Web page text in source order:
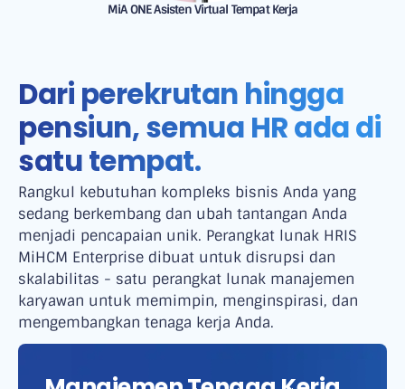
MiA ONE Asisten Virtual Tempat Kerja
Dari perekrutan hingga
pensiun, semua HR ada di
satu tempat.
Rangkul kebutuhan kompleks bisnis Anda yang
sedang berkembang dan ubah tantangan Anda
menjadi pencapaian unik. Perangkat lunak HRIS
MiHCM Enterprise dibuat untuk disrupsi dan
skalabilitas - satu perangkat lunak manajemen
karyawan untuk memimpin, menginspirasi, dan
mengembangkan tenaga kerja Anda.